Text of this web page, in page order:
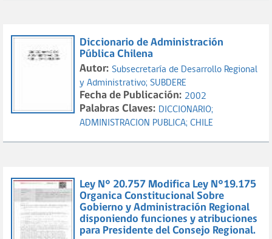
Diccionario de Administración
Pública Chilena
Autor: Subsecretaría de Desarrollo Regional
y Administrativo; SUBDERE
Fecha de Publicación: 2002
Palabras Claves: DICCIONARIO;
ADMINISTRACION PUBLICA; CHILE
Ley N° 20.757 Modifica Ley N°19.175
Organica Constitucional Sobre
Gobierno y Administración Regional
disponiendo funciones y atribuciones
para Presidente del Consejo Regional.